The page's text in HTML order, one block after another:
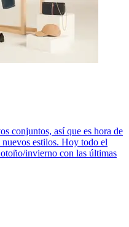
conjuntos, así que es hora de
estilos. Hoy todo el
invierno con las últimas